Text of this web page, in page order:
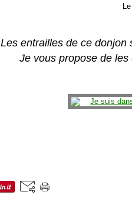
Les entrailles de ce donjon
Je vous propose de les